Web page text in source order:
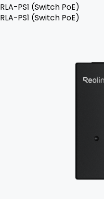
RLA-PS1 (Switch PoE)
RLA-PS1 (Switch PoE)